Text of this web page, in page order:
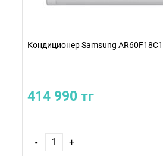
Кондиционер Samsung
414 990 тг
- +